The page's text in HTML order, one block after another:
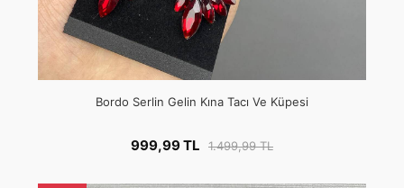
Bordo Serlin Gelin Kına Tacı Ve Küpesi
999,99 TL 1.499,99 TL